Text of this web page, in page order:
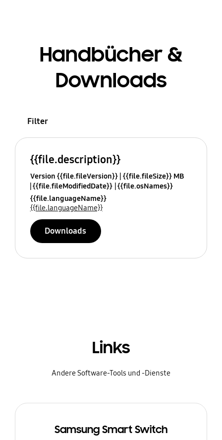
Handbücher &
Downloads
Filter
{{file.description}}
Version {{file.fileVersion}} {{file.fileSize}} MB
{{file.fileModifiedDate}} {{file.osNames}}
{{file.languageName}}
{{file.languageName}}
Downloads
Links
Andere Software-Tools und -Dienste
Samsung Smart Switch